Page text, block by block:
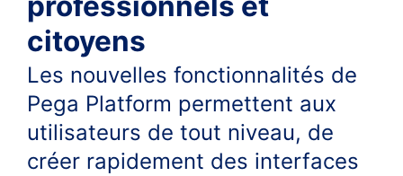
citoyens
Les nouvelles fonctionnalités de
Pega Platform permettent aux
utilisateurs de tout niveau, de
créer rapidement des interfaces